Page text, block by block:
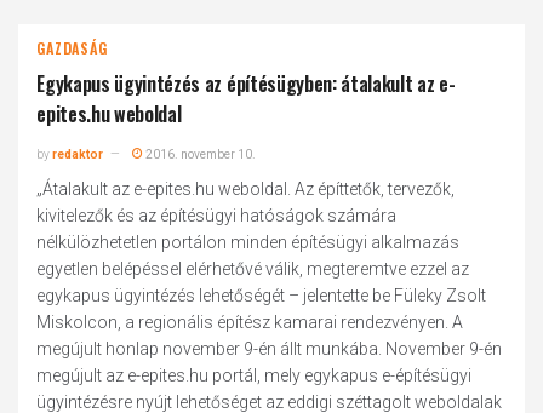
GAZDASÁG
Egykapus ügyintézés az építésügyben: átalakult az e-
epites.hu weboldal
byredaktor 2016. november 10.
„Átalakult az e-epites.hu weboldal. Az építtetők, tervezők,
kivitelezők és az építésügyi hatóságok számára
nélkülözhetetlen portálon minden építésügyi alkalmazás
egyetlen belépéssel elérhetővé válik, megteremtve ezzel az
egykapus ügyintézés lehetőségét – jelentette be Füleky Zsolt
Miskolcon, a regionális építész kamarai rendezvényen. A
megújult honlap november 9-én állt munkába. November 9-én
megújult az e-epites.hu portál, mely egykapus e-építésügyi
ügyintézésre nyújt lehetőséget az eddigi széttagolt weboldalak